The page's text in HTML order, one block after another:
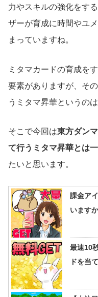
力やスキルの強化をす
ザーが育成に時間やユ
まっていますね。
ミタマカードの育成を
要素がありますが、そ
うミタマ昇華というの
そこで今回は東方ダン
て行うミタマ昇華とは
たいと思います。
課金ア
います
最速10
ドを当